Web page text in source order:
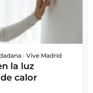
• Vive Madrid
la luz
calor